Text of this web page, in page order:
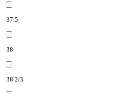
37.5
38
38 2/3